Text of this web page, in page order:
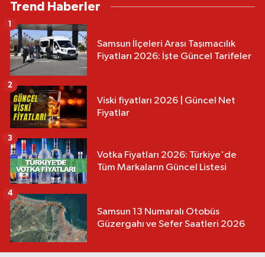
Trend Haberler
Samsun İlçeleri Arası Taşımacılık
Fiyatları 2026: İşte Güncel Tarifeler
1
Viski fiyatları 2026 | Güncel Net
Fiyatlar
2
Votka Fiyatları 2026: Türkiye'de
Tüm Markaların Güncel Listesi
3
Samsun 13 Numaralı Otobüs
Güzergahı ve Sefer Saatleri 2026
4